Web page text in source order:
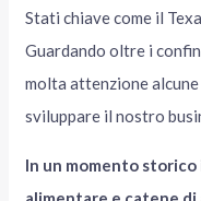
Stati chiave come il
Guardando oltre i
molta attenzione
sviluppare il nostro
In un momento